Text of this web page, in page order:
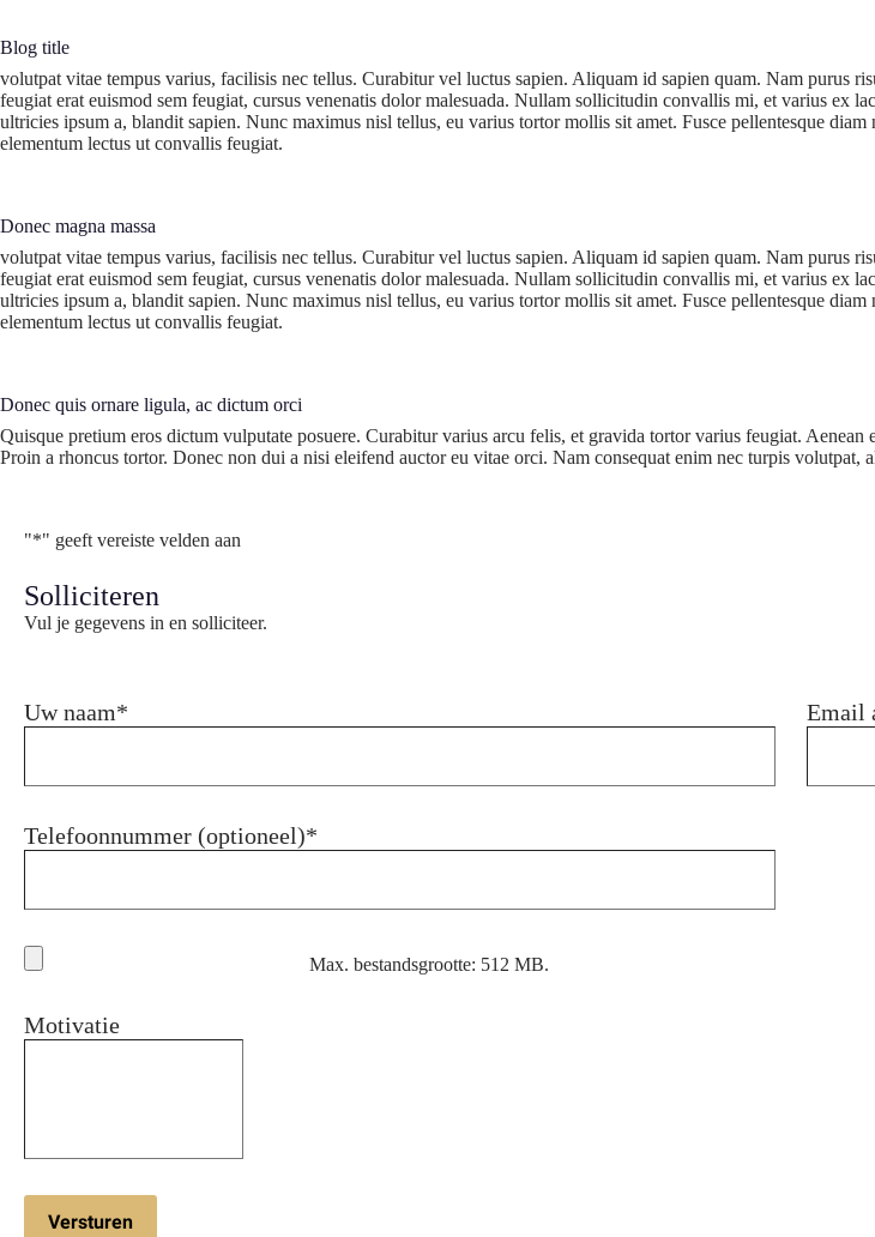
Blog title
volutpat vitae tempus varius, facilisis nec tellus. Curabitur vel luctus sapien. Aliquam id sapien quam. Nam purus
feugiat erat euismod sem feugiat, cursus venenatis dolor malesuada. Nullam sollicitudin convallis mi, et varius
ultricies ipsum a, blandit sapien. Nunc maximus nisl tellus, eu varius tortor mollis sit amet. Fusce pellentesque
elementum lectus ut convallis feugiat.
Donec magna massa
volutpat vitae tempus varius, facilisis nec tellus. Curabitur vel luctus sapien. Aliquam id sapien quam. Nam purus
feugiat erat euismod sem feugiat, cursus venenatis dolor malesuada. Nullam sollicitudin convallis mi, et varius
ultricies ipsum a, blandit sapien. Nunc maximus nisl tellus, eu varius tortor mollis sit amet. Fusce pellentesque
elementum lectus ut convallis feugiat.
Donec quis ornare ligula, ac dictum orci
Quisque pretium eros dictum vulputate posuere. Curabitur varius arcu felis, et gravida tortor varius feugiat.
Proin a rhoncus tortor. Donec non dui a nisi eleifend auctor eu vitae orci. Nam consequat enim nec turpis volutpat,
"*" geeft vereiste velden aan
Solliciteren
Vul je gegevens in en solliciteer.
Uw naam* Email
Telefoonnummer (optioneel)*
Max. bestandsgrootte: 512 MB.
Motivatie